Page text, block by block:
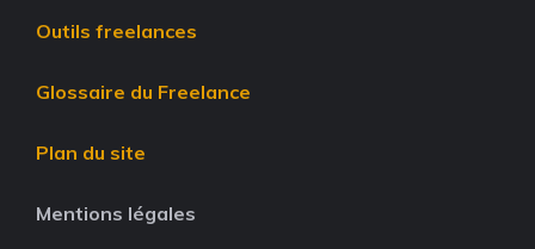
Outils freelances
Glossaire du Freelance
Plan du site
Mentions légales